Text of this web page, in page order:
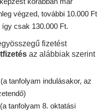
végzed, további 10.000 Ft
csak 130.000 Ft.
fizetést
az alábbiak szerint
(a tanfolyam indulásakor, az
(a tanfolyam 8. oktatási